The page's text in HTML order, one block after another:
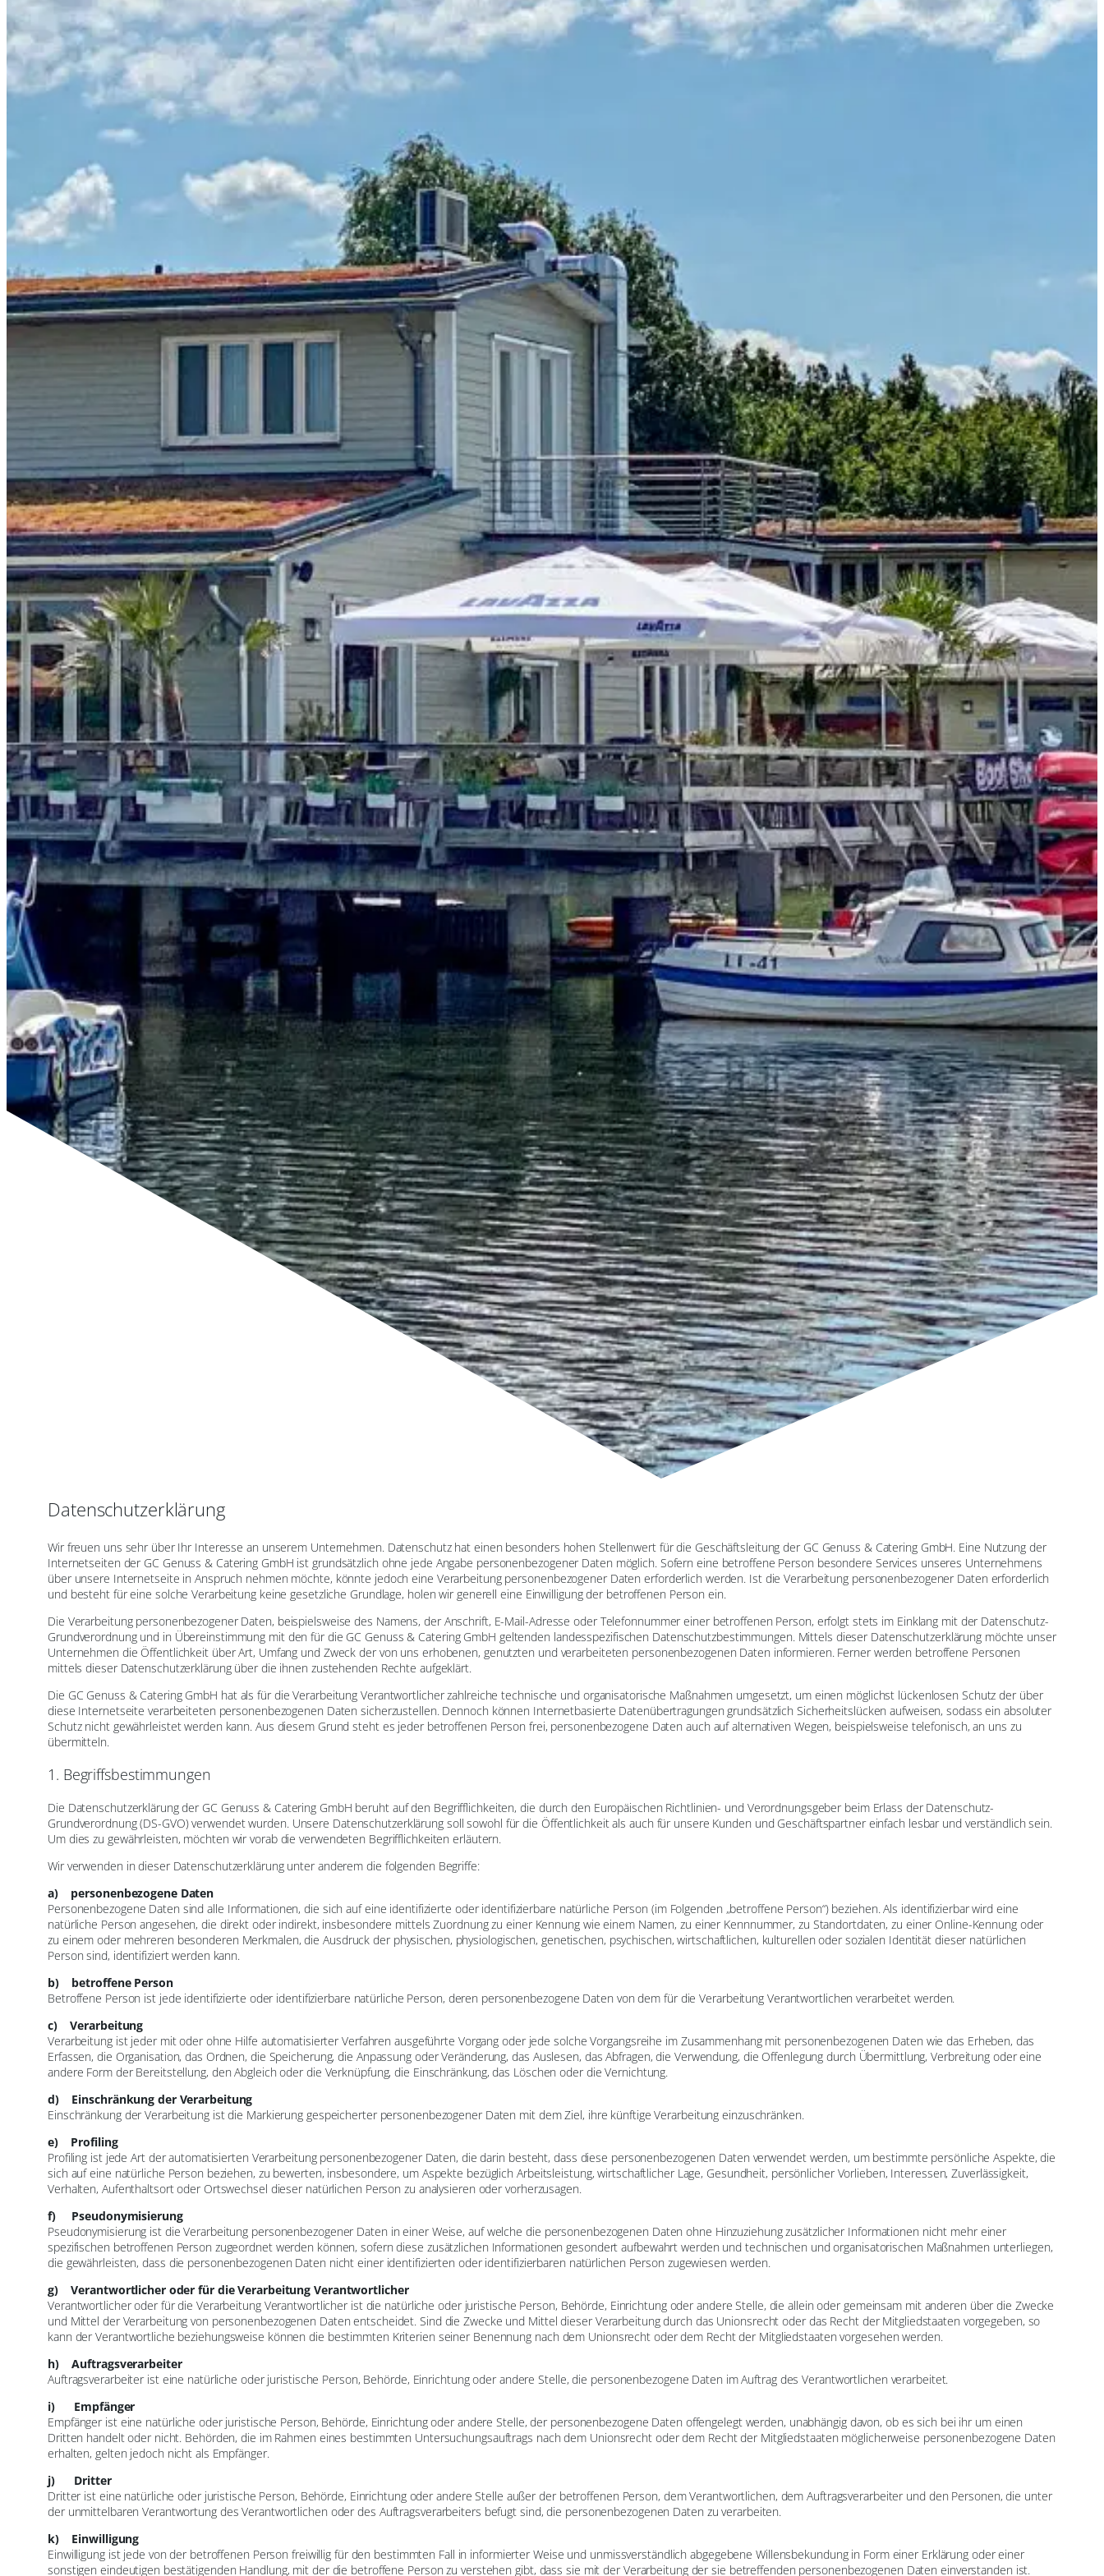
Datenschutzerklärung
Wir freuen uns sehr über Ihr Interesse an unserem Unternehmen. Datenschutz hat einen besonders hohen Stellenwert für die Geschäftsleitung der GC Genuss & Catering GmbH. Eine Nutzung der
Internetseiten der GC Genuss & Catering GmbH ist grundsätzlich ohne jede Angabe personenbezogener Daten möglich. Sofern eine betroffene Person besondere Services unseres Unternehmens
über unsere Internetseite in Anspruch nehmen möchte, könnte jedoch eine Verarbeitung personenbezogener Daten erforderlich werden. Ist die Verarbeitung personenbezogener Daten erforderlich
und besteht für eine solche Verarbeitung keine gesetzliche Grundlage, holen wir generell eine Einwilligung der betroffenen Person ein.
Die Verarbeitung personenbezogener Daten, beispielsweise des Namens, der Anschrift, E-Mail-Adresse oder Telefonnummer einer betroffenen Person, erfolgt stets im Einklang mit der Datenschutz-
Grundverordnung und in Übereinstimmung mit den für die GC Genuss & Catering GmbH geltenden landesspezifischen Datenschutzbestimmungen. Mittels dieser Datenschutzerklärung möchte unser
Unternehmen die Öffentlichkeit über Art, Umfang und Zweck der von uns erhobenen, genutzten und verarbeiteten personenbezogenen Daten informieren. Ferner werden betroffene Personen
mittels dieser Datenschutzerklärung über die ihnen zustehenden Rechte aufgeklärt.
Die GC Genuss & Catering GmbH hat als für die Verarbeitung Verantwortlicher zahlreiche technische und organisatorische Maßnahmen umgesetzt, um einen möglichst lückenlosen Schutz der über
diese Internetseite verarbeiteten personenbezogenen Daten sicherzustellen. Dennoch können Internetbasierte Datenübertragungen grundsätzlich Sicherheitslücken aufweisen, sodass ein absoluter
Schutz nicht gewährleistet werden kann. Aus diesem Grund steht es jeder betroffenen Person frei, personenbezogene Daten auch auf alternativen Wegen, beispielsweise telefonisch, an uns zu
übermitteln.
1. Begriffsbestimmungen
Die Datenschutzerklärung der GC Genuss & Catering GmbH beruht auf den Begrifflichkeiten, die durch den Europäischen Richtlinien- und Verordnungsgeber beim Erlass der Datenschutz-
Grundverordnung (DS-GVO) verwendet wurden. Unsere Datenschutzerklärung soll sowohl für die Öffentlichkeit als auch für unsere Kunden und Geschäftspartner einfach lesbar und verständlich sein.
Um dies zu gewährleisten, möchten wir vorab die verwendeten Begrifflichkeiten erläutern.
Wir verwenden in dieser Datenschutzerklärung unter anderem die folgenden Begriffe:
a) personenbezogene Daten
Personenbezogene Daten sind alle Informationen, die sich auf eine identifizierte oder identifizierbare natürliche Person (im Folgenden „betroffene Person“) beziehen. Als identifizierbar wird eine
natürliche Person angesehen, die direkt oder indirekt, insbesondere mittels Zuordnung zu einer Kennung wie einem Namen, zu einer Kennnummer, zu Standortdaten, zu einer Online-Kennung oder
zu einem oder mehreren besonderen Merkmalen, die Ausdruck der physischen, physiologischen, genetischen, psychischen, wirtschaftlichen, kulturellen oder sozialen Identität dieser natürlichen
Person sind, identifiziert werden kann.
b) betroffene Person
Betroffene Person ist jede identifizierte oder identifizierbare natürliche Person, deren personenbezogene Daten von dem für die Verarbeitung Verantwortlichen verarbeitet werden.
c) Verarbeitung
Verarbeitung ist jeder mit oder ohne Hilfe automatisierter Verfahren ausgeführte Vorgang oder jede solche Vorgangsreihe im Zusammenhang mit personenbezogenen Daten wie das Erheben, das
Erfassen, die Organisation, das Ordnen, die Speicherung, die Anpassung oder Veränderung, das Auslesen, das Abfragen, die Verwendung, die Offenlegung durch Übermittlung, Verbreitung oder eine
andere Form der Bereitstellung, den Abgleich oder die Verknüpfung, die Einschränkung, das Löschen oder die Vernichtung.
d) Einschränkung der Verarbeitung
Einschränkung der Verarbeitung ist die Markierung gespeicherter personenbezogener Daten mit dem Ziel, ihre künftige Verarbeitung einzuschränken.
e) Profiling
Profiling ist jede Art der automatisierten Verarbeitung personenbezogener Daten, die darin besteht, dass diese personenbezogenen Daten verwendet werden, um bestimmte persönliche Aspekte, die
sich auf eine natürliche Person beziehen, zu bewerten, insbesondere, um Aspekte bezüglich Arbeitsleistung, wirtschaftlicher Lage, Gesundheit, persönlicher Vorlieben, Interessen, Zuverlässigkeit,
Verhalten, Aufenthaltsort oder Ortswechsel dieser natürlichen Person zu analysieren oder vorherzusagen.
f) Pseudonymisierung
Pseudonymisierung ist die Verarbeitung personenbezogener Daten in einer Weise, auf welche die personenbezogenen Daten ohne Hinzuziehung zusätzlicher Informationen nicht mehr einer
spezifischen betroffenen Person zugeordnet werden können, sofern diese zusätzlichen Informationen gesondert aufbewahrt werden und technischen und organisatorischen Maßnahmen unterliegen,
die gewährleisten, dass die personenbezogenen Daten nicht einer identifizierten oder identifizierbaren natürlichen Person zugewiesen werden.
g) Verantwortlicher oder für die Verarbeitung Verantwortlicher
Verantwortlicher oder für die Verarbeitung Verantwortlicher ist die natürliche oder juristische Person, Behörde, Einrichtung oder andere Stelle, die allein oder gemeinsam mit anderen über die Zwecke
und Mittel der Verarbeitung von personenbezogenen Daten entscheidet. Sind die Zwecke und Mittel dieser Verarbeitung durch das Unionsrecht oder das Recht der Mitgliedstaaten vorgegeben, so
kann der Verantwortliche beziehungsweise können die bestimmten Kriterien seiner Benennung nach dem Unionsrecht oder dem Recht der Mitgliedstaaten vorgesehen werden.
h) Auftragsverarbeiter
Auftragsverarbeiter ist eine natürliche oder juristische Person, Behörde, Einrichtung oder andere Stelle, die personenbezogene Daten im Auftrag des Verantwortlichen verarbeitet.
i) Empfänger
Empfänger ist eine natürliche oder juristische Person, Behörde, Einrichtung oder andere Stelle, der personenbezogene Daten offengelegt werden, unabhängig davon, ob es sich bei ihr um einen
Dritten handelt oder nicht. Behörden, die im Rahmen eines bestimmten Untersuchungsauftrags nach dem Unionsrecht oder dem Recht der Mitgliedstaaten möglicherweise personenbezogene Daten
erhalten, gelten jedoch nicht als Empfänger.
j) Dritter
Dritter ist eine natürliche oder juristische Person, Behörde, Einrichtung oder andere Stelle außer der betroffenen Person, dem Verantwortlichen, dem Auftragsverarbeiter und den Personen, die unter
der unmittelbaren Verantwortung des Verantwortlichen oder des Auftragsverarbeiters befugt sind, die personenbezogenen Daten zu verarbeiten.
k) Einwilligung
Einwilligung ist jede von der betroffenen Person freiwillig für den bestimmten Fall in informierter Weise und unmissverständlich abgegebene Willensbekundung in Form einer Erklärung oder einer
sonstigen eindeutigen bestätigenden Handlung, mit der die betroffene Person zu verstehen gibt, dass sie mit der Verarbeitung der sie betreffenden personenbezogenen Daten einverstanden ist.